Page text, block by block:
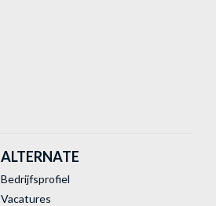
ALTERNATE
Bedrijfsprofiel
Vacatures